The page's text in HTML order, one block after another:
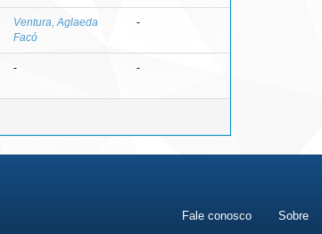
Ventura, Aglaeda
Facó
-
- -
Fale conosco Sobre